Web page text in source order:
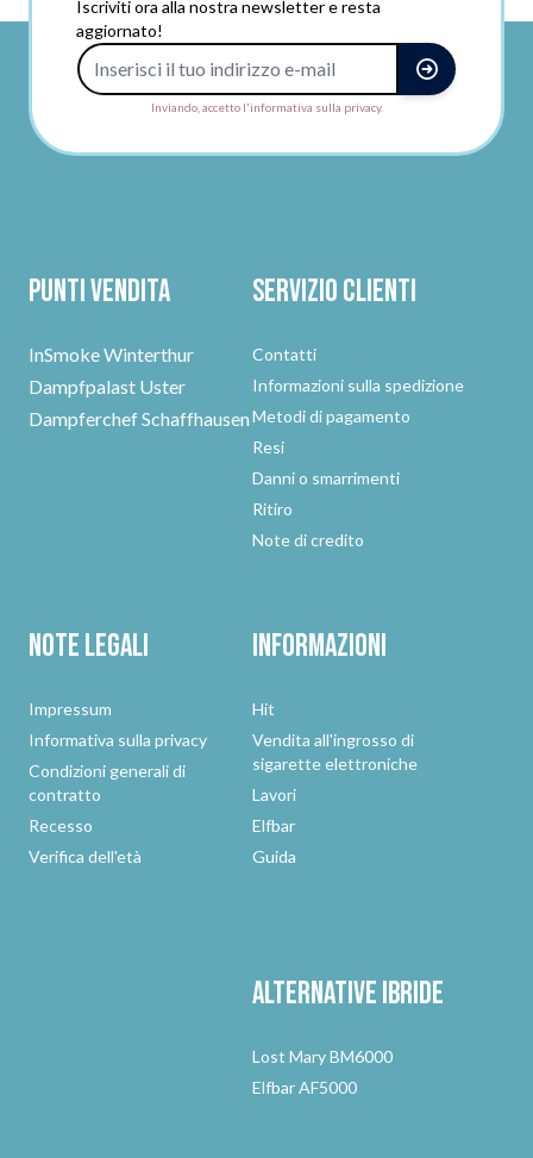
Iscriviti ora alla nostra newsletter e resta
aggiornato!
Inviando, accetto l'informativa sulla privacy.
Punti vendita
InSmoke Winterthur
Dampfpalast Uster
Dampferchef Schaffhausen
Servizio clienti
Contatti
Informazioni sulla spedizione
Metodi di pagamento
Resi
Danni o smarrimenti
Ritiro
Note di credito
Note legali
Impressum
Informativa sulla privacy
Condizioni generali di
contratto
Recesso
Verifica dell'età
Informazioni
Hit
Vendita all'ingrosso di
sigarette elettroniche
Lavori
Elfbar
Guida
Alternativeibride
Lost Mary BM6000
Elfbar AF5000